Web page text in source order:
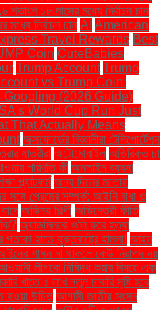
শতাংশ ১৮ মাসের মধ্যে নির্বাচন চান
নির্বাচন চান AI American
Travel Rewards Best
Coin CuteBabies
Trump Account Trump
vs Trump Coin:
Googling (2026 Guide)
World Cup Run Just
That Actually Means
অক্সফোর্ডের বিজ্ঞানীরা টেলিপোর্টেশন
যাত্রীরা অটোমোবাইল অতিরিক্ত চা
পরিণতি কী অনলাইন ব্যবসা
প্ল্যাটফর্ম অন্য দিনের মতোই
প্রেমের সম্পর্ক: আইনি বাধা ও
অভিনয় শিল্পী অভিনেত্রী কীর্তি
অ্যাডমিনকে গুলি করে হত্যা
হাতে যুক্তরাষ্ট্রে হামলা! আইন
শাসন না থাকলে কেউ নিরাপদ নয়
লীগকে নিষিদ্ধ করার বিষয়ে এক
খাতে ৫ লাখ নতুন চাকরি সৃষ্টি হবে
হওয়া উচিত আগামী জাতীয় সংসদ